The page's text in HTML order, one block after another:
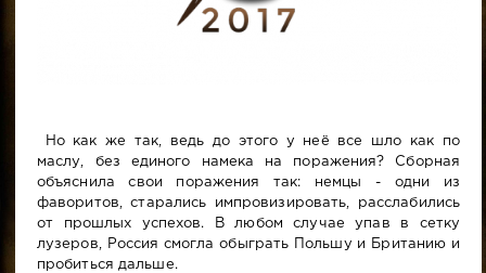
Но как же так, ведь до этого у неё все шло как по
маслу, без единого намека на поражения? Сборная
объяснила свои поражения так: немцы - одни из
фаворитов, старались импровизировать, расслабились
от прошлых успехов. В любом случае упав в сетку
лузеров, Россия смогла обыграть Польшу и Британию и
пробиться дальше.